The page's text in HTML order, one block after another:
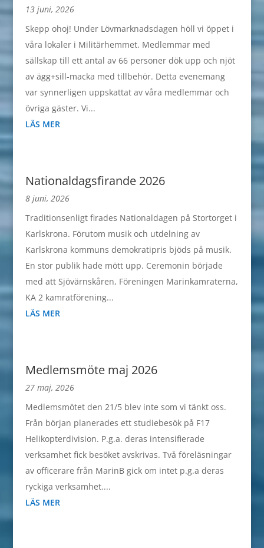
13 juni, 2026
Skepp ohoj! Under Lövmarknadsdagen höll vi öppet i
våra lokaler i Militärhemmet. Medlemmar med
sällskap till ett antal av 66 personer dök upp och njöt
av ägg+sill-macka med tillbehör. Detta evenemang
var synnerligen uppskattat av våra medlemmar och
övriga gäster. Vi...
LÄS MER
Nationaldagsfirande 2026
8 juni, 2026
Traditionsenligt firades Nationaldagen på Stortorget i
Karlskrona. Förutom musik och utdelning av
Karlskrona kommuns demokratipris bjöds på musik.
En stor publik hade mött upp. Ceremonin började
med att Sjövärnskåren, Föreningen Marinkamraterna,
KA 2 kamratförening...
LÄS MER
Medlemsmöte maj 2026
27 maj, 2026
Medlemsmötet den 21/5 blev inte som vi tänkt oss.
Från början planerades ett studiebesök på F17
Helikopterdivision. P.g.a. deras intensifierade
verksamhet fick besöket avskrivas. Två föreläsningar
av officerare från MarinB gick om intet p.g.a deras
ryckiga verksamhet....
LÄS MER